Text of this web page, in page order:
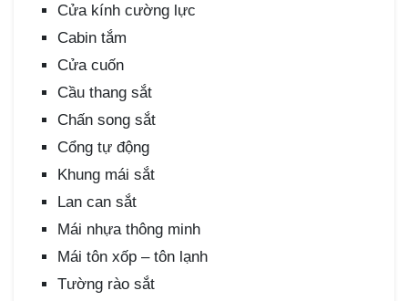
Cửa kính cường lực
Cabin tắm
Cửa cuốn
Cầu thang sắt
Chấn song sắt
Cổng tự động
Khung mái sắt
Lan can sắt
Mái nhựa thông minh
Mái tôn xốp – tôn lạnh
Tường rào sắt